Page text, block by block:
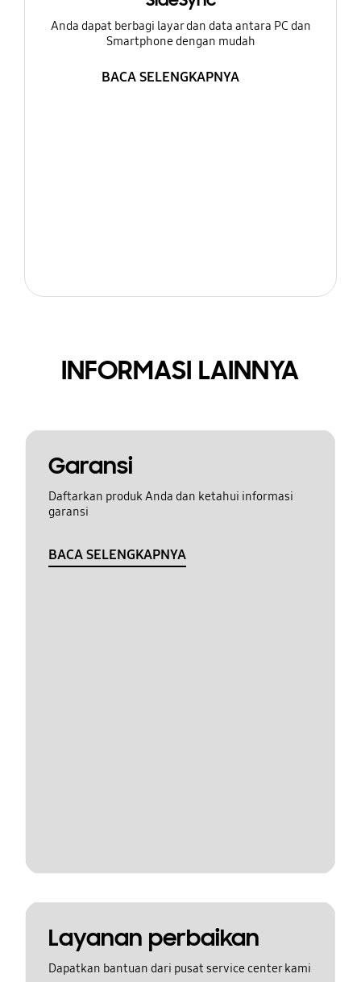
Anda dapat berbagi layar dan data antara PC dan
Smartphone dengan mudah
BACA SELENGKAPNYA
INFORMASI LAINNYA
Garansi
Daftarkan produk Anda dan ketahui informasi
garansi
BACA SELENGKAPNYA
Layanan perbaikan
Dapatkan bantuan dari pusat service center kami